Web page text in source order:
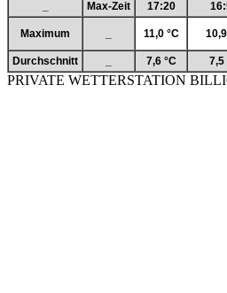
Max-Zeit 17:20
Maximum 11,0 °C
Durchschnitt 7,6 °C 7,5
PRIVATE WETTERSTATION